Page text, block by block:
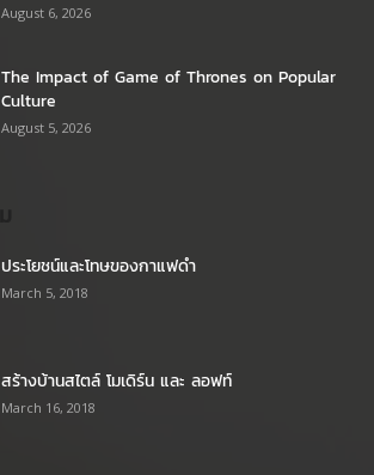
August 6, 2026
The Impact of Game of Thrones on Popular
Culture
August 5, 2026
ประโยชน์และโทษของกาแฟดำ
March 5, 2018
สร้างบ้านสไตล์ โมเดิร์น และ ลอฟท์
March 16, 2018